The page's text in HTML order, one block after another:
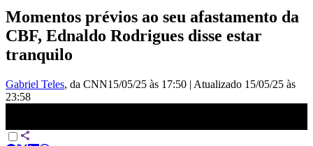
Momentos prévios ao seu afastamento da
CBF, Ednaldo Rodrigues disse estar
tranquilo
Gabriel Teles, da CNN15/05/25 às 17:50 | Atualizado 15/05/25 às
23:58